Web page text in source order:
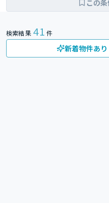
この
検索結果 41 件
新着物件あ